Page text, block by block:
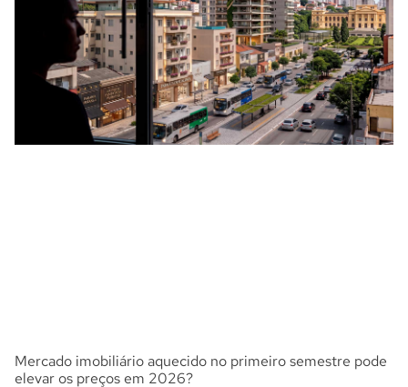
Mercado imobiliário aquecido no primeiro semestre pode
elevar os preços em 2026?